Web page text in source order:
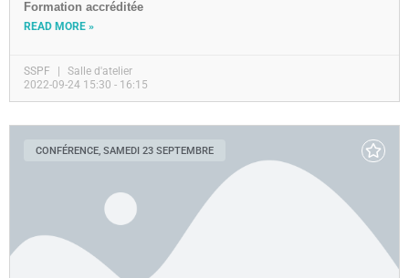
Formation accréditée
READ MORE »
SSPF
Salle d'atelier
2022-09-24 15:30 - 16:15
CONFÉRENCE, SAMEDI 23 SEPTEMBRE